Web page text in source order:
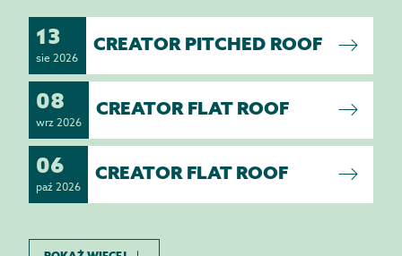
13
sie 2026
CREATOR PITCHED ROOF
08
wrz 2026
CREATOR FLAT ROOF
06
paź 2026
CREATOR FLAT ROOF